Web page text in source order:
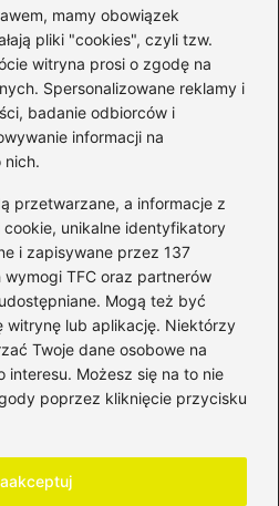
mamy obowiązek
pliki "cookies", czyli tzw.
witryna prosi o zgodę na
Spersonalizowane reklamy i
badanie odbiorców i
informacji na
nich.
przetwarzane, a informacje z
unikalne identyfikatory
i zapisywane przez 137
TFC oraz partnerów
Mogą też być
lub aplikację. Niektórzy
Twoje dane osobowe na
interesu. Możesz się na to nie
poprzez kliknięcie przycisku
(58)